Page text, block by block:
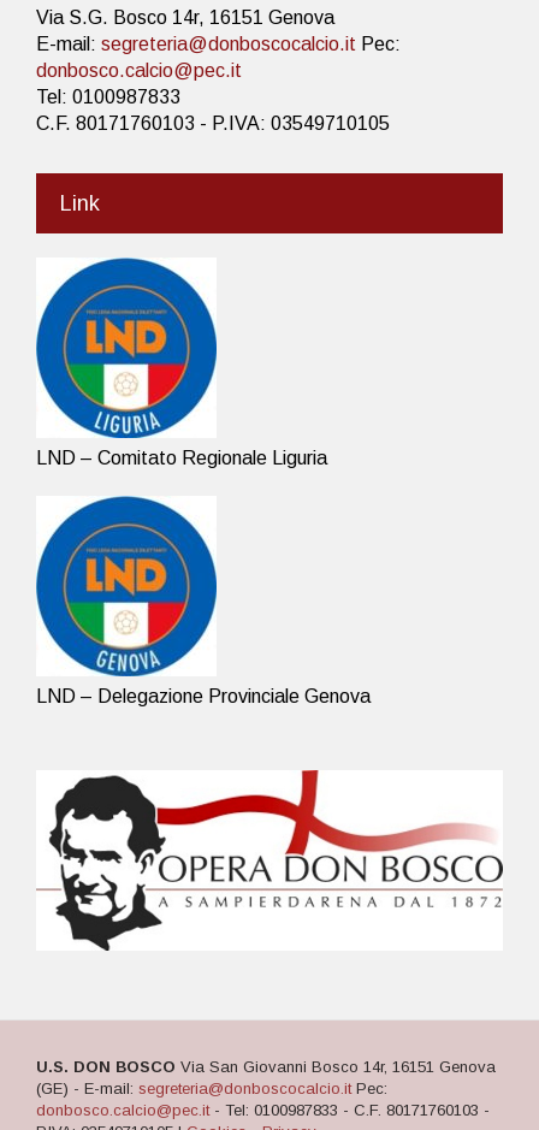
Via S.G. Bosco 14r, 16151 Genova
E-mail: segreteria@donboscocalcio.it Pec:
donbosco.calcio@pec.it
Tel: 0100987833
C.F. 80171760103 - P.IVA: 03549710105
Link
LND – Comitato Regionale Liguria
LND – Delegazione Provinciale Genova
U.S. DON BOSCO Via San Giovanni Bosco 14r, 16151 Genova
(GE) - E-mail: segreteria@donboscocalcio.itPec:
donbosco.calcio@pec.it- Tel: 0100987833 - C.F. 80171760103 -